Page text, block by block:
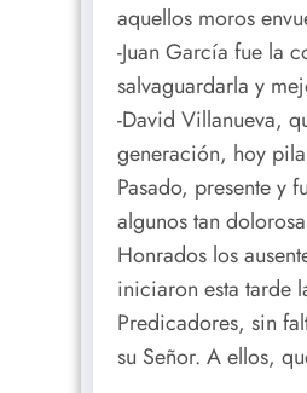
aquellos moros
-Juan García fue la
salvaguardarla y
-David Villanueva,
generación, hoy
Pasado, presente y
algunos tan
Honrados los
iniciaron esta tarde
Predicadores, sin
su Señor. A ellos,